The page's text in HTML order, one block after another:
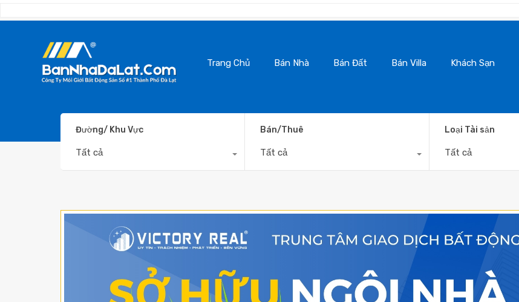
Trang Chủ Bán Nhà Bán Đất Bán Villa Khách Sạn
Đường/ Khu Vực
Tất cả
Bán/Thuê
Tất cả
Loại Tài sản
Tất cả